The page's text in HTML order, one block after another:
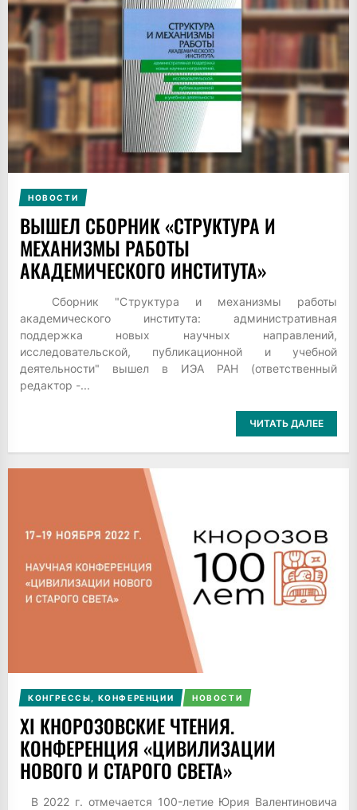
НОВОСТИ
ВЫШЕЛ СБОРНИК «СТРУКТУРА И
МЕХАНИЗМЫ РАБОТЫ
АКАДЕМИЧЕСКОГО ИНСТИТУТА»
Сборник "Структура и механизмы работы
академического института: административная
поддержка новых научных направлений,
исследовательской, публикационной и учебной
деятельности" вышел в ИЭА РАН (ответственный
редактор -...
ЧИТАТЬ ДАЛЕЕ
КОНГРЕССЫ, КОНФЕРЕНЦИИ НОВОСТИ
XI КНОРОЗОВСКИЕ ЧТЕНИЯ.
КОНФЕРЕНЦИЯ «ЦИВИЛИЗАЦИИ
НОВОГО И СТАРОГО СВЕТА»
В 2022 г. отмечается 100-летие Юрия Валентиновича